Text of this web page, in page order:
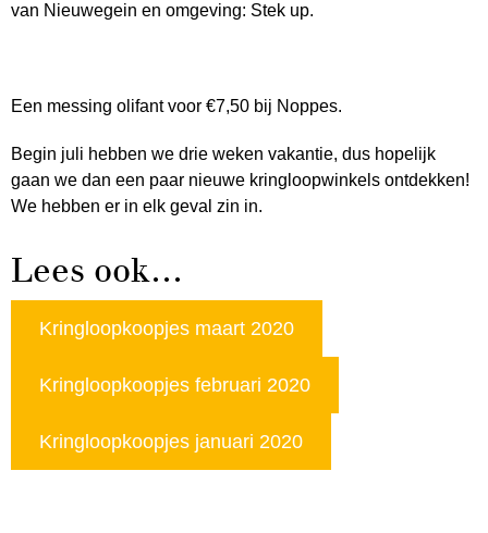
van Nieuwegein en omgeving: Stek up.
Een messing olifant voor €7,50 bij Noppes.
Begin juli hebben we drie weken vakantie, dus hopelijk
gaan we dan een paar nieuwe kringloopwinkels ontdekken!
We hebben er in elk geval zin in.
Lees ook…
Kringloopkoopjes maart 2020
Kringloopkoopjes februari 2020
Kringloopkoopjes januari 2020